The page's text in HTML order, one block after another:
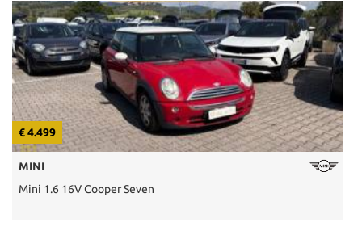
ASSISTENZA
CONTATTI
€ 4.499
MINI
Mini 1.6 16V Cooper Seven